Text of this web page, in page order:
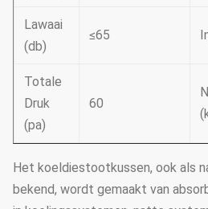
Lawaai
(db)
≤65
Totale
Druk
(pa)
60
Het koeldiestootkussen, ook als
bekend, wordt gemaakt van